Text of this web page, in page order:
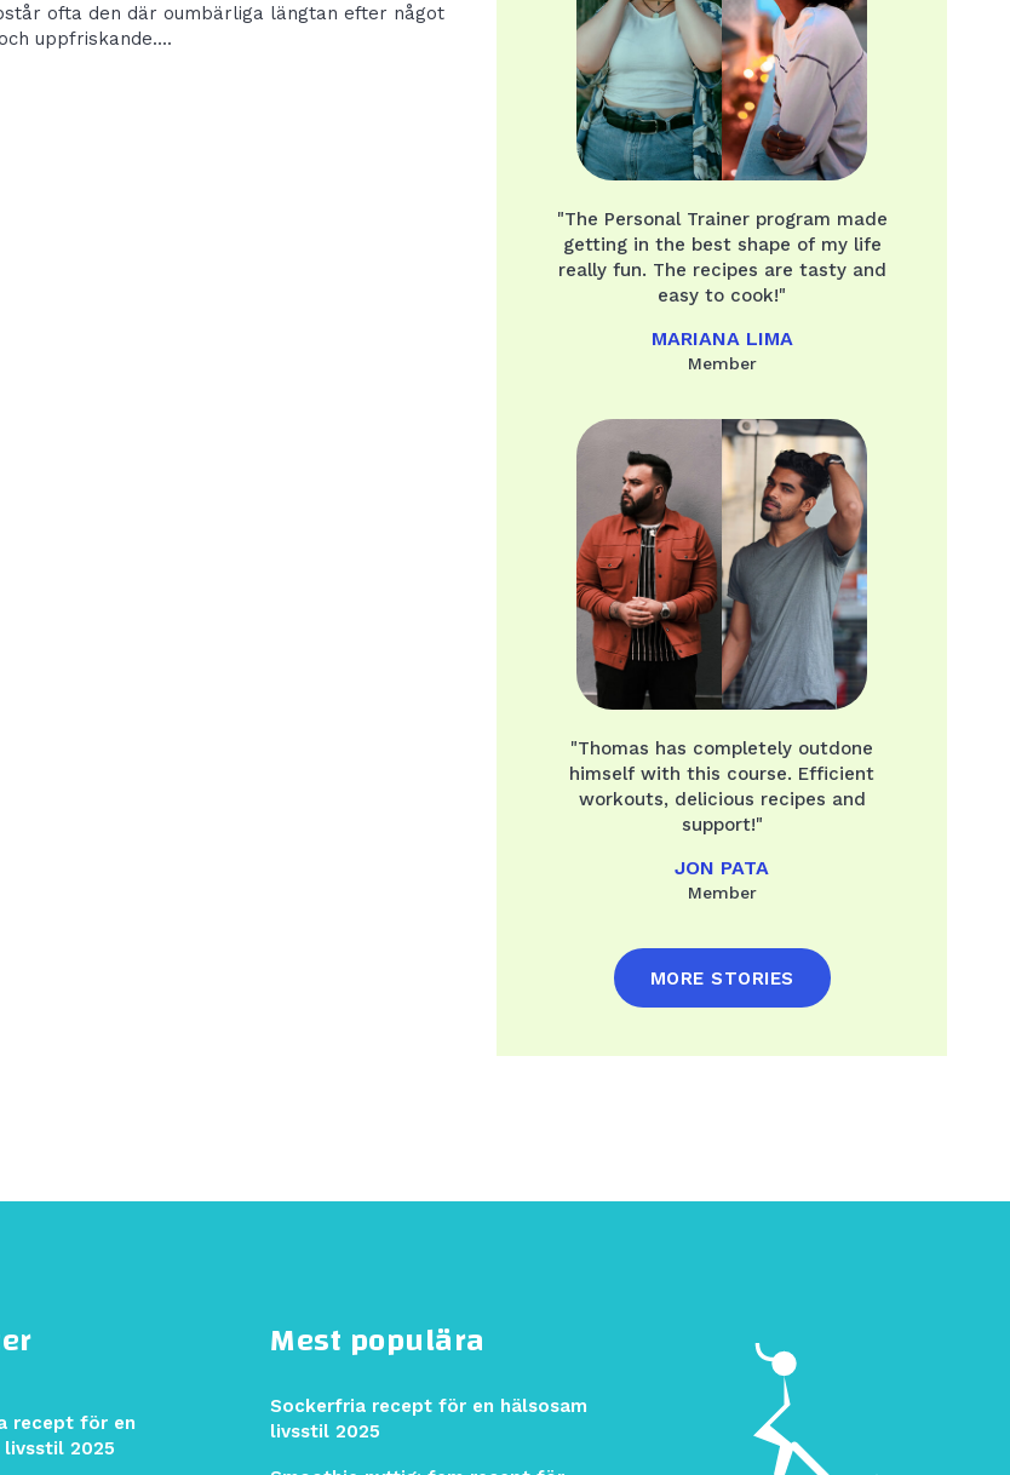
ofta den där oumbärliga längtan efter något
uppfriskande....
"The Personal Trainer program made
getting in the best shape of my life
really fun. The recipes are tasty and
easy to cook!"
MARIANA LIMA
Member
"Thomas has completely outdone
himself with this course. Efficient
workouts, delicious recipes and
support!"
JON PATA
Member
MORE STORIES
recept för en
livsstil 2025
Mest populära
Sockerfria recept för en hälsosam
livsstil 2025